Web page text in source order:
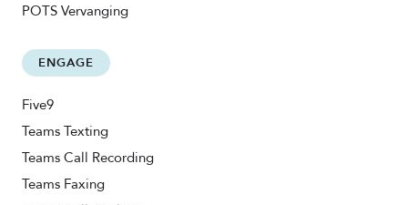
POTS Vervanging
ENGAGE
Five9
Teams Texting
Teams Call Recording
Teams Faxing